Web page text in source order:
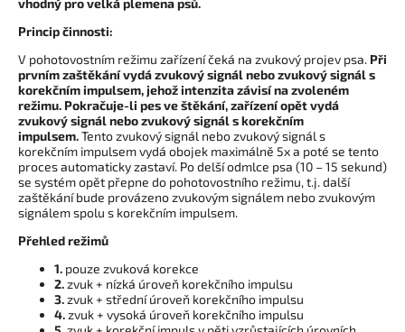
Princip činnosti:
V pohotovostním režimu zařízení čeká na zvukový projev psa. Při
prvním zaštěkání vydá zvukový signál nebo zvukový signál s
korekčním impulsem, jehož intenzita závisí na zvoleném
režimu. Pokračuje-li pes ve štěkání, zařízení opět vydá
zvukový signál nebo zvukový signál s korekčním
impulsem.Tento zvukový signál nebo zvukový signál s
korekčním impulsem vydá obojek maximálně 5x a poté se tento
proces automaticky zastaví. Po delší odmlce psa (10 – 15 sekund)
se systém opět přepne do pohotovostního režimu, t.j. další
zaštěkání bude provázeno zvukovým signálem nebo zvukovým
signálem spolu s korekčním impulsem.
Přehled režimů
1. pouze zvuková korekce
2.zvuk + nízká úroveň korekčního impulsu
3.zvuk + střední úroveň korekčního impulsu
4.zvuk + vysoká úroveň korekčního impulsu